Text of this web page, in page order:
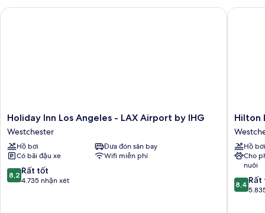
king
Holiday
Inn
Los
Angeles
-
LAX
Airport
Holiday Inn Los Angeles - LAX Airport by IHG
Westchester
Hồ bơi
Đưa đón sân bay
Có bãi đậu xe
Wifi miễn phí
8.2
trên
8,2 Rất tốt
4.735 nhận xét
Holiday Inn Los Angeles - LAX Airport by IHG
Hilton
Los
Angeles
Airport
Hilton
Hồ bơi
Cho
nuôi
8.4
trên
8,4 Rất
Hilton